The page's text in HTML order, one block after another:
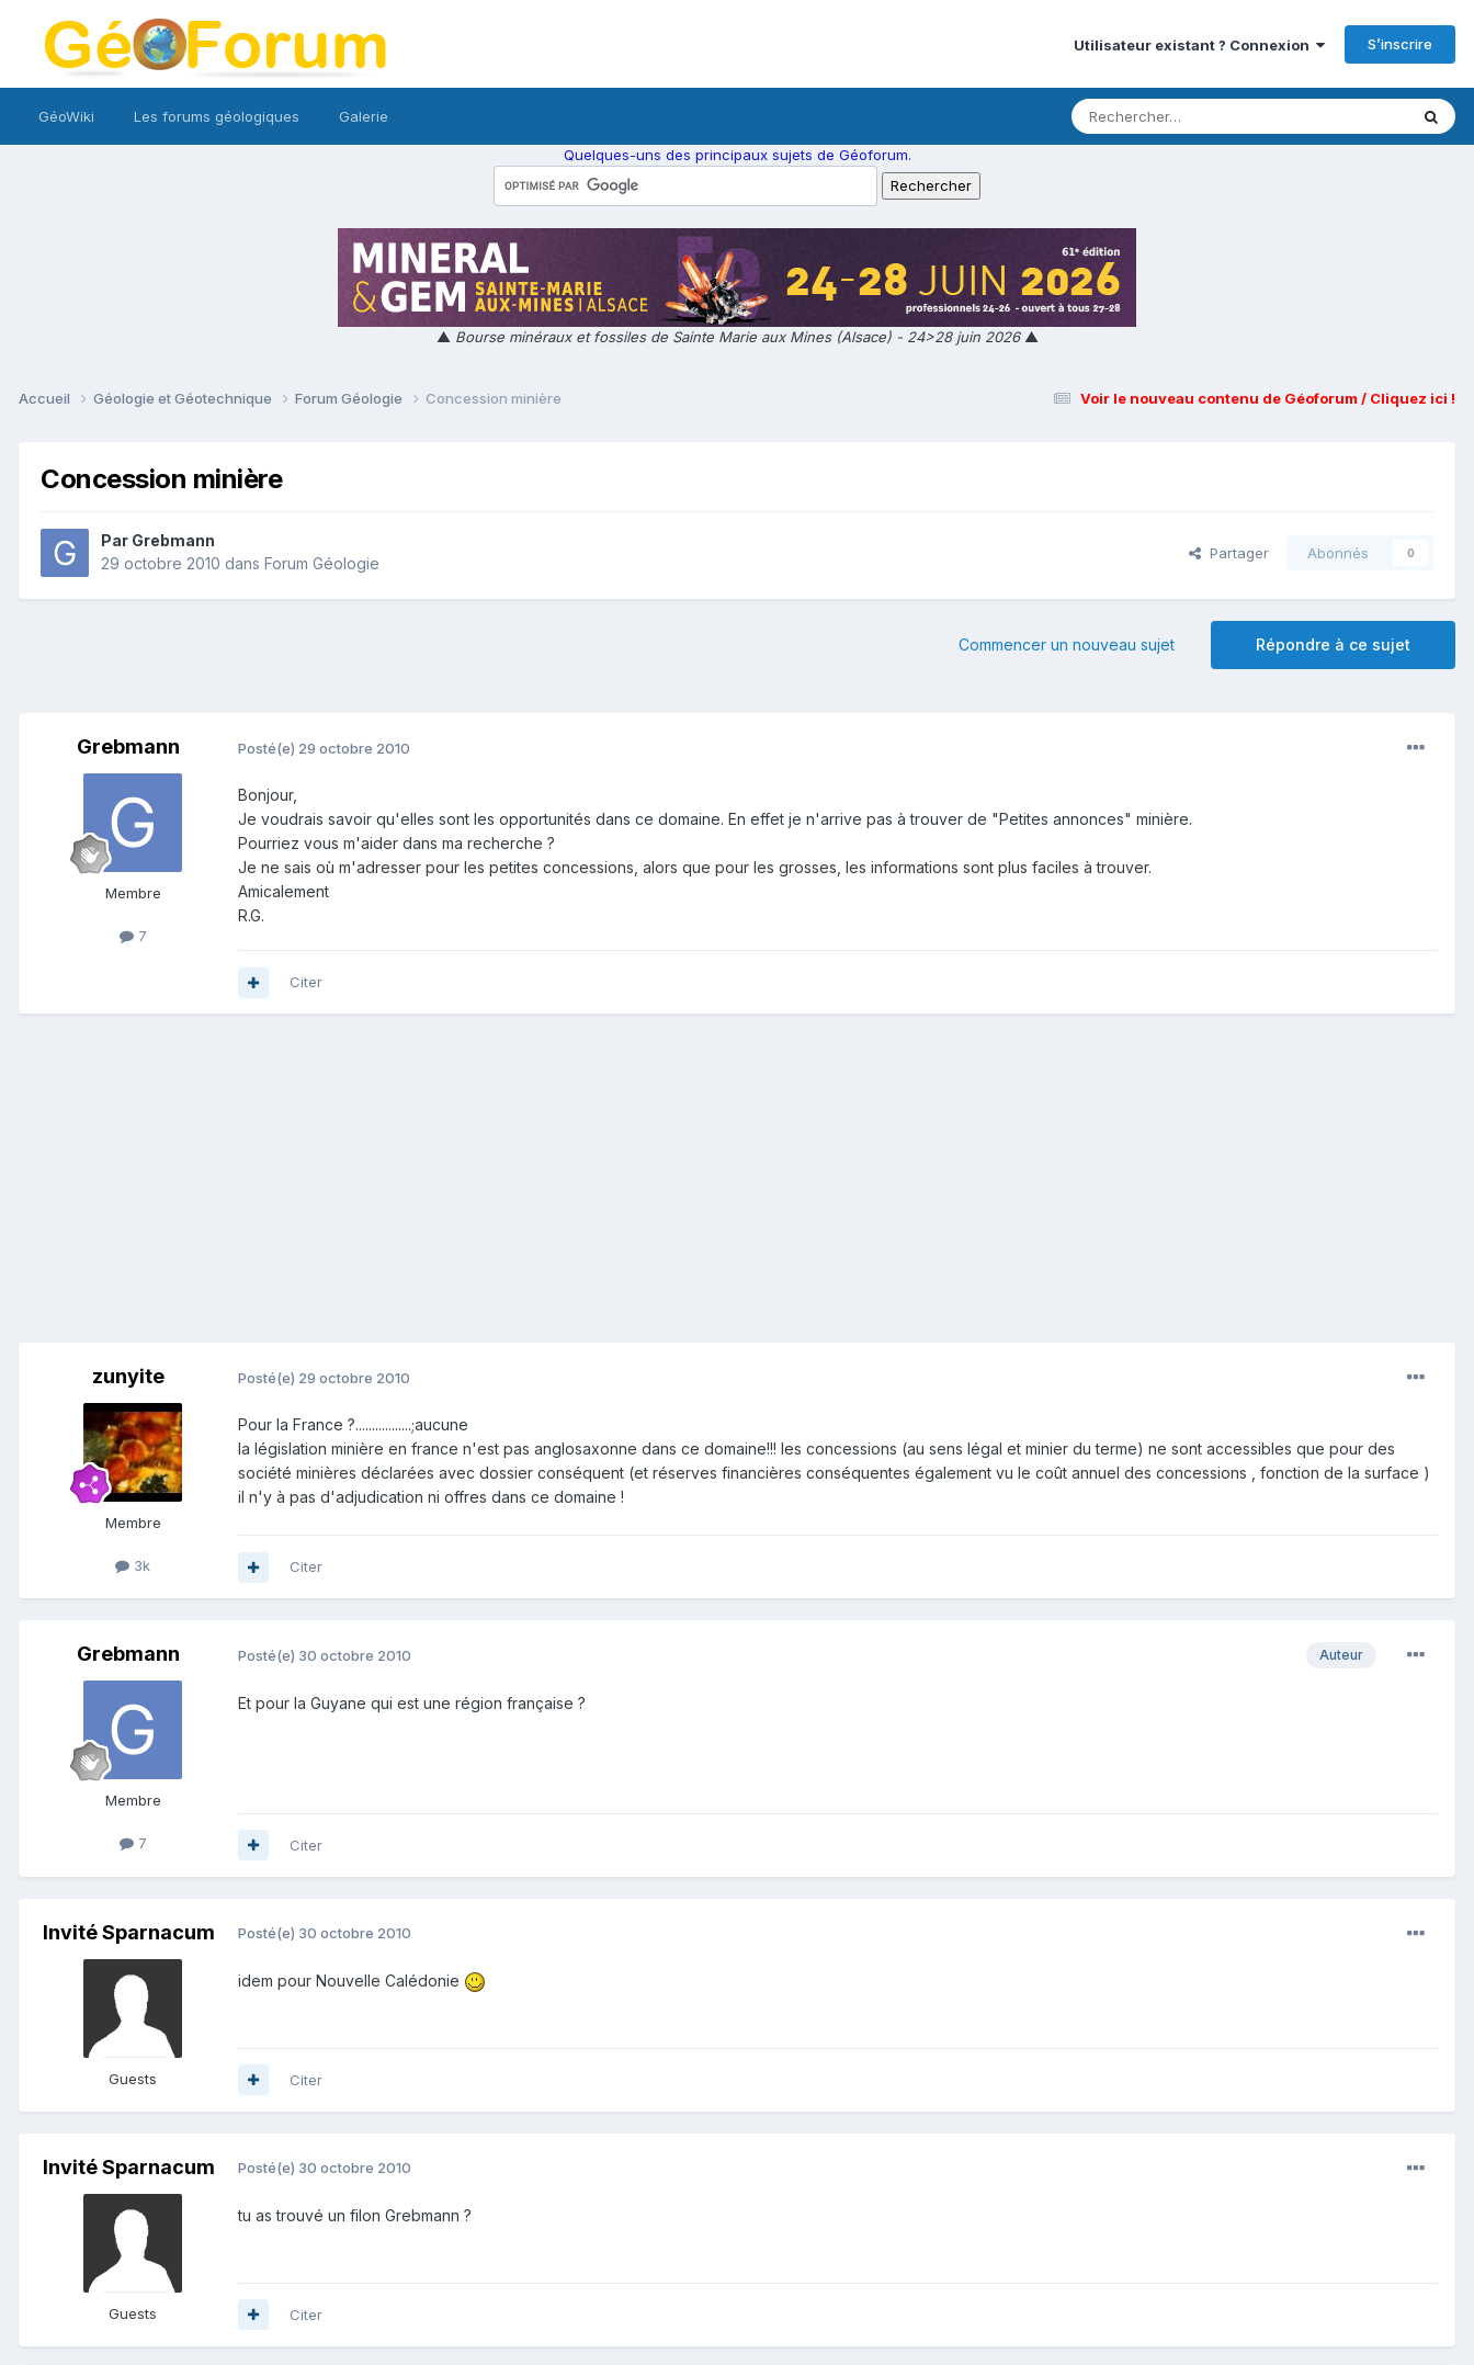
Utilisateur existant ? Connexion S’inscrire
GéoWiki Les forums géologiques Galerie
Quelques-uns des principaux sujets de Géoforum.
▲ Bourse minéraux et fossiles de Sainte Marie aux Mines (Alsace) - 24>28 juin 2026▲
Voir le nouveau contenu de Géoforum / Cliquez ici !
Accueil Géologie et Géotechnique Forum Géologie Concession minière
Concession minière
Par Grebmann
29 octobre 2010 dans Forum Géologie
Partager Abonnés 0
Répondre à ce sujet
Commencer un nouveau sujet
Grebmann
Membre
7
Posté(e) 29 octobre 2010
Bonjour,
Je voudrais savoir qu'elles sont les opportunités dans ce domaine. En effet je n'arrive pas à trouver de "Petites annonces" minière.
Pourriez vous m'aider dans ma recherche ?
Je ne sais où m'adresser pour les petites concessions, alors que pour les grosses, les informations sont plus faciles à trouver.
Amicalement
R.G.
Citer
zunyite
Membre
3k
Posté(e) 29 octobre 2010
Pour la France ?.................;aucune
la législation minière en france n'est pas anglosaxonne dans ce domaine!!! les concessions (au sens légal et minier du terme) ne sont accessibles que pour des
société minières déclarées avec dossier conséquent (et réserves financières conséquentes également vu le coût annuel des concessions , fonction de la surface )
il n'y à pas d'adjudication ni offres dans ce domaine !
Citer
Grebmann
Membre
7
Auteur
Posté(e) 30 octobre 2010
Et pour la Guyane qui est une région française ?
Citer
Invité Sparnacum
Guests
Posté(e) 30 octobre 2010
idem pour Nouvelle Calédonie
Citer
Invité Sparnacum
Guests
Posté(e) 30 octobre 2010
tu as trouvé un filon Grebmann ?
Citer